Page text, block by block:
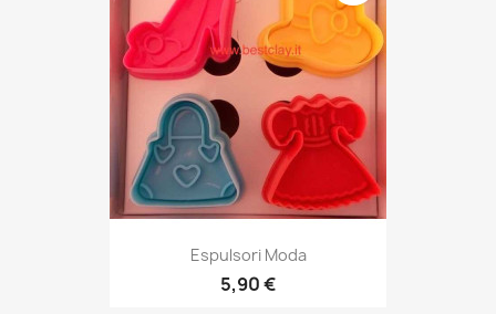
Espulsori Moda
5,90 €